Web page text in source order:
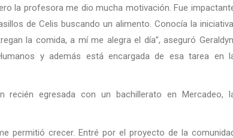
la profesora me dio mucha motivación. Fue
de Celis buscando un alimento. Conocía la
la comida, a mí me alegra el día”, aseguró
y además está encargada de esa tarea en
recién egresada con un bachillerato en Mercadeo,
permitió crecer. Entré por el proyecto de la